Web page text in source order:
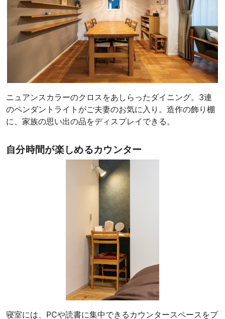
ニュアンスカラーのクロスをあしらったダイニング。3連
のペンダントライトがご夫妻のお気に入り。造作の飾り棚
に、家族の思い出の品をディスプレイできる。
自分時間が楽しめるカウンター
寝室には、PCや読書に集中できるカウンタースペースをプ